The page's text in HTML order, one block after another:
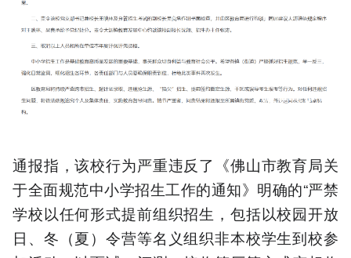
通报指，该校行为严重违反了《佛山市教育局关
于全面规范中小学招生工作的通知》明确的“严禁
学校以任何形式提前组织招生，包括以校园开放
日、冬（夏）令营等名义组织非本校学生到校参